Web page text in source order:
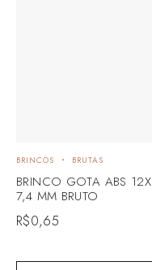
BRINCOS BRUTAS
BRINCO GOTA ABS 12X
7,4 MM BRUTO
R$0,65